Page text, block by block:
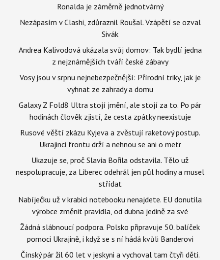
Ronalda je záměrně jednotvárný
Nezápasím v Clashi, zdůraznil Roušal. Vzápětí se ozval
Sivák
Andrea Kalivodová ukázala svůj domov: Tak bydlí jedna
z nejznámějších tváří české zábavy
Vosy jsou v srpnu nejnebezpečnější: Přírodní triky, jak je
vyhnat ze zahrady a domu
Galaxy Z Fold8 Ultra stojí jmění, ale stojí za to. Po pár
hodinách člověk zjistí, že cesta zpátky neexistuje
Rusové věští zkázu Kyjeva a zvěstují raketový postup.
Ukrajinci frontu drží a nehnou se ani o metr
Ukazuje se, proč Slavia Bořila odstavila. Tělo už
nespolupracuje, za Liberec odehrál jen půl hodiny a musel
střídat
Nabíječku už v krabici notebooku nenajdete. EU donutila
výrobce změnit pravidla, od dubna jedině za své
Žádná slábnoucí podpora. Polsko připravuje 50. balíček
pomoci Ukrajině, i když se s ní hádá kvůli Banderovi
Čínský pár žil 60 let v jeskyni a vychoval tam čtyři děti.